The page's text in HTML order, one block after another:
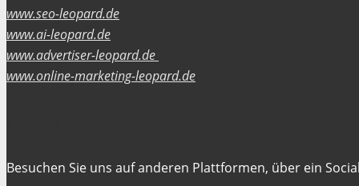
www.seo-leopard.de
www.ai-leopard.de
www.advertiser-leopard.de
www.online-marketing-leopard.de
Besuchen Sie uns auf anderen Plattformen, über ein